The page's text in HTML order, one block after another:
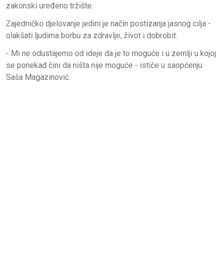
zakonski uređeno tržište.
Zajedničko djelovanje jedini je način postizanja jasnog cilja -
olakšati ljudima borbu za zdravlje, život i dobrobit.
- Mi ne odustajemo od ideje da je to moguće i u zemlji u kojoj
se ponekad čini da ništa nije moguće - ističe u saopćenju
Saša Magazinović.